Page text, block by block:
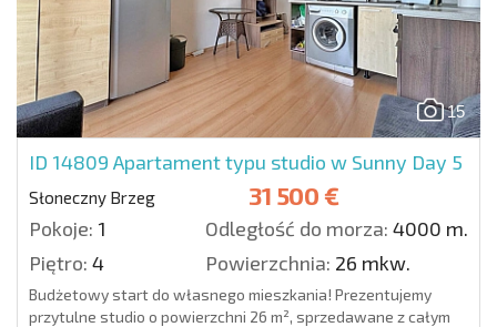
15
ID 14809 Apartament typu studio w Sunny Day 5
Słoneczny Brzeg 31 500 €
Pokoje: 1 Odległość do morza: 4000 m.
Piętro: 4 Powierzchnia: 26 mkw.
Budżetowy start do własnego mieszkania! Prezentujemy
przytulne studio o powierzchni 26 m², sprzedawane z całym